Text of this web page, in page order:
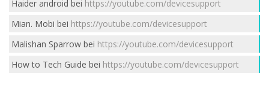
Haider android bei https://youtube.com/devicesupport
Mian. Mobi bei https://youtube.com/devicesupport
Malishan Sparrowbei https://youtube.com/devicesupport
How to Tech Guide bei https://youtube.com/devicesupport